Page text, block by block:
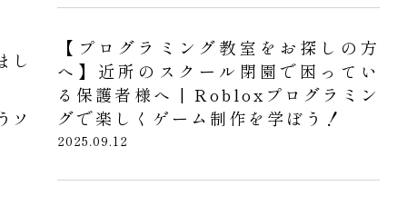
し
ソ
【プログラミング教室をお探しの方
へ】近所のスクール閉園で困ってい
る保護者様へ | Robloxプログラミン
グで楽しくゲーム制作を学ぼう！
2025.09.12